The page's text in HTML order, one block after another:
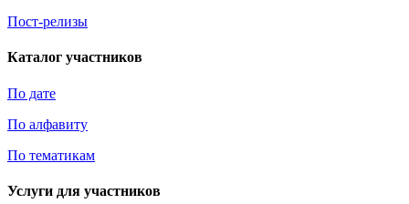
Пост-релизы
Каталог участников
По дате
По алфавиту
По тематикам
Услуги для участников